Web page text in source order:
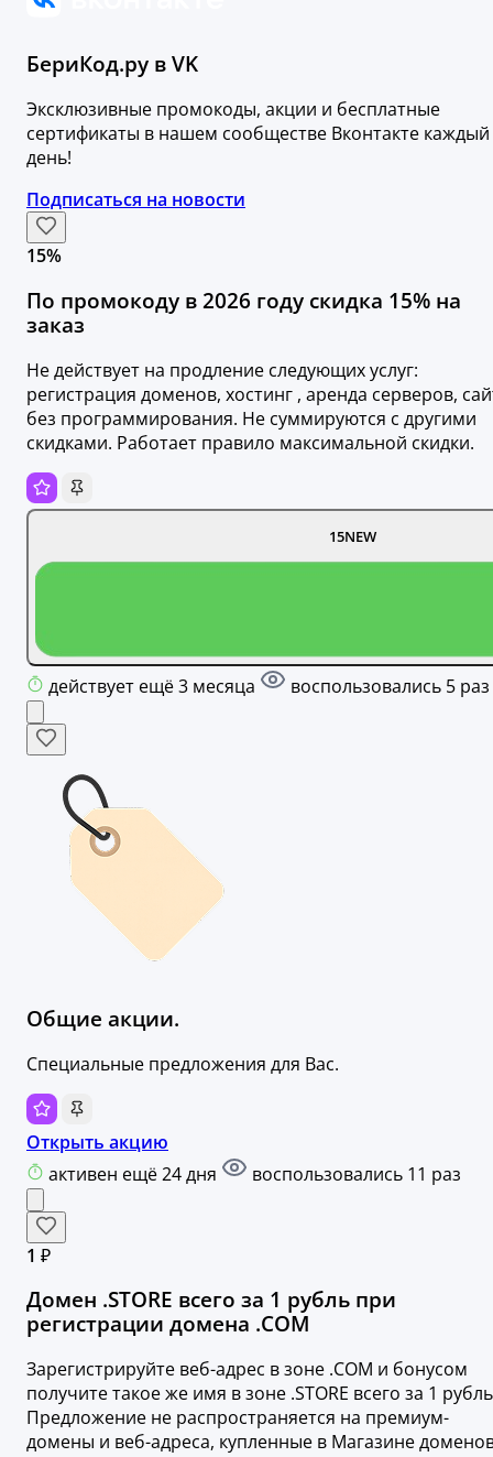
БериКод.ру в VK
Эксклюзивные промокоды, акции и бесплатные
сертификаты в нашем сообществе Вконтакте каждый
день!
Подписаться на новости
15%
По промокоду в 2026 году скидка 15% на
заказ
Не действует на продление следующих услуг:
регистрация доменов, хостинг , аренда серверов,
без программирования. Не суммируются с другими
скидками. Работает правило максимальной скидки.
15NEW
действует ещё 3 месяца воспользовались 5 раз
Общие акции.
Специальные предложения для Вас.
Открыть акцию
активен ещё 24 дня
воспользовались 11 раз
1 ₽
Домен .STORE всего за 1 рубль при
регистрации домена .COM
Зарегистрируйте веб-адрес в зоне .COM и бонусом
получите такое же имя в зоне .STORE всего за 1
Предложение не распространяется на премиум-
домены и веб-адреса, купленные в Магазине